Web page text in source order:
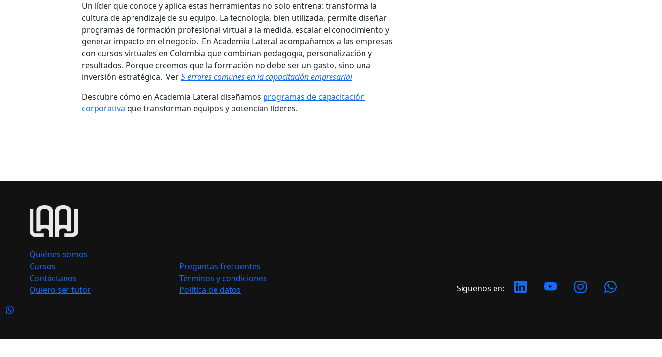
Un líder que conoce y aplica estas herramientas no solo entrena: transforma la
cultura de aprendizaje de su equipo. La tecnología, bien utilizada, permite diseñar
programas de formación profesional virtual a la medida, escalar el conocimiento y
generar impacto en el negocio. En Academia Lateral acompañamos a las empresas
con cursos virtuales en Colombia que combinan pedagogía, personalización y
resultados. Porque creemos que la formación no debe ser un gasto, sino una
inversión estratégica. Ver5 errores comunes en la capacitación empresarial
Descubre cómo en Academia Lateral diseñamos programas de capacitación
corporativa que transforman equipos y potencian líderes.
Quiénes somos
Cursos
Contáctanos
Quiero ser tutor
Preguntas frecuentes
Términos y condiciones
Política de datos
Síguenos en: